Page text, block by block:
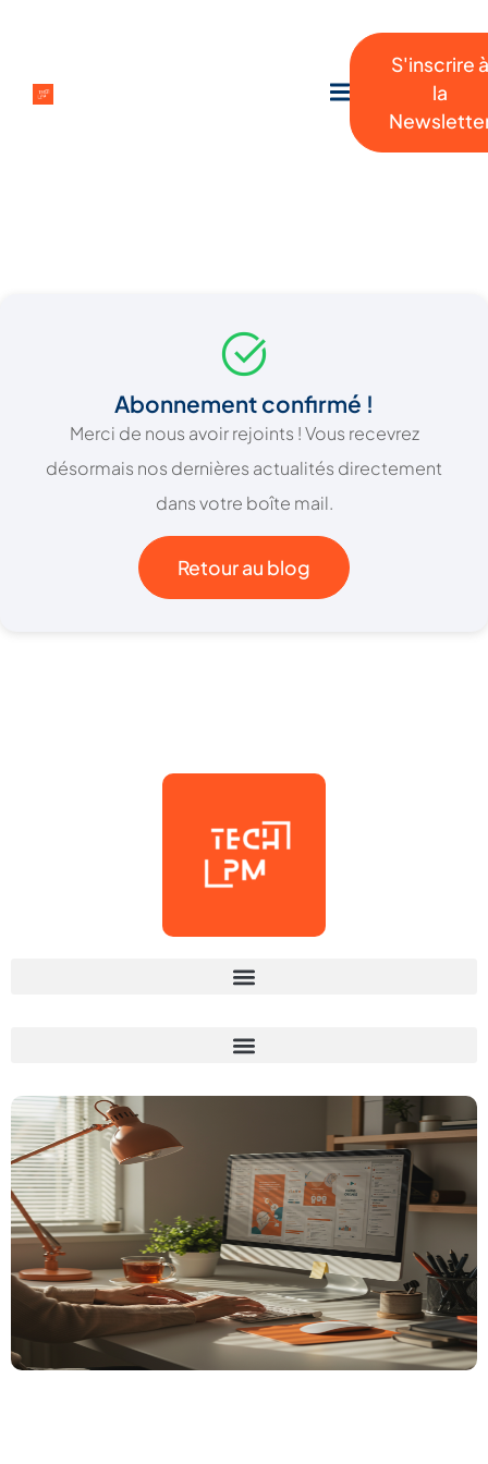
S'inscrire à
la
Abonnement confirmé !
Merci de nous avoir rejoints ! Vous recevrez
désormais nos dernières actualités directement
dans votre boîte mail.
Retour au blog